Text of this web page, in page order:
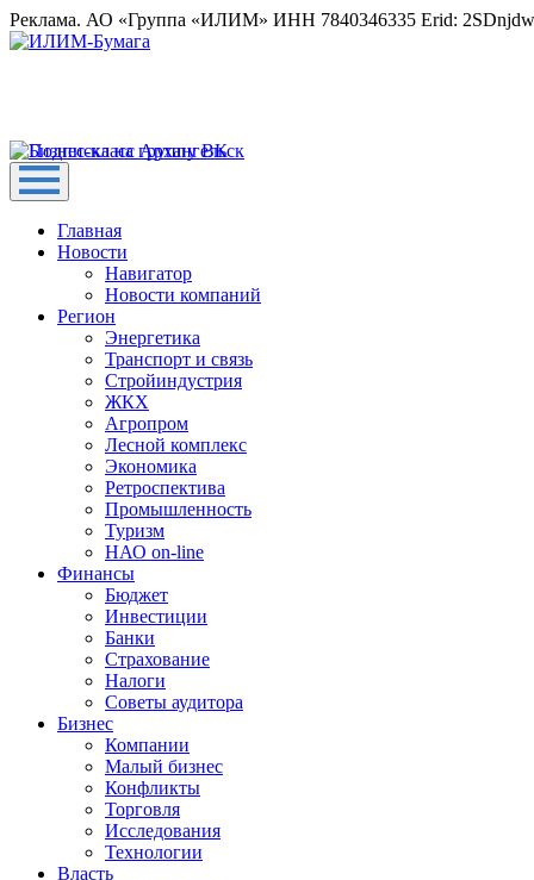
Реклама. АО «Группа «ИЛИМ» ИНН 7840346335 Erid:
Главная
Новости
Навигатор
Новости компаний
Регион
Энергетика
Транспорт и связь
Стройиндустрия
ЖКХ
Агропром
Лесной комплекс
Экономика
Ретроспектива
Промышленность
Туризм
НАО on-line
Финансы
Бюджет
Инвестиции
Банки
Страхование
Налоги
Советы аудитора
Бизнес
Компании
Малый бизнес
Конфликты
Торговля
Исследования
Технологии
Власть